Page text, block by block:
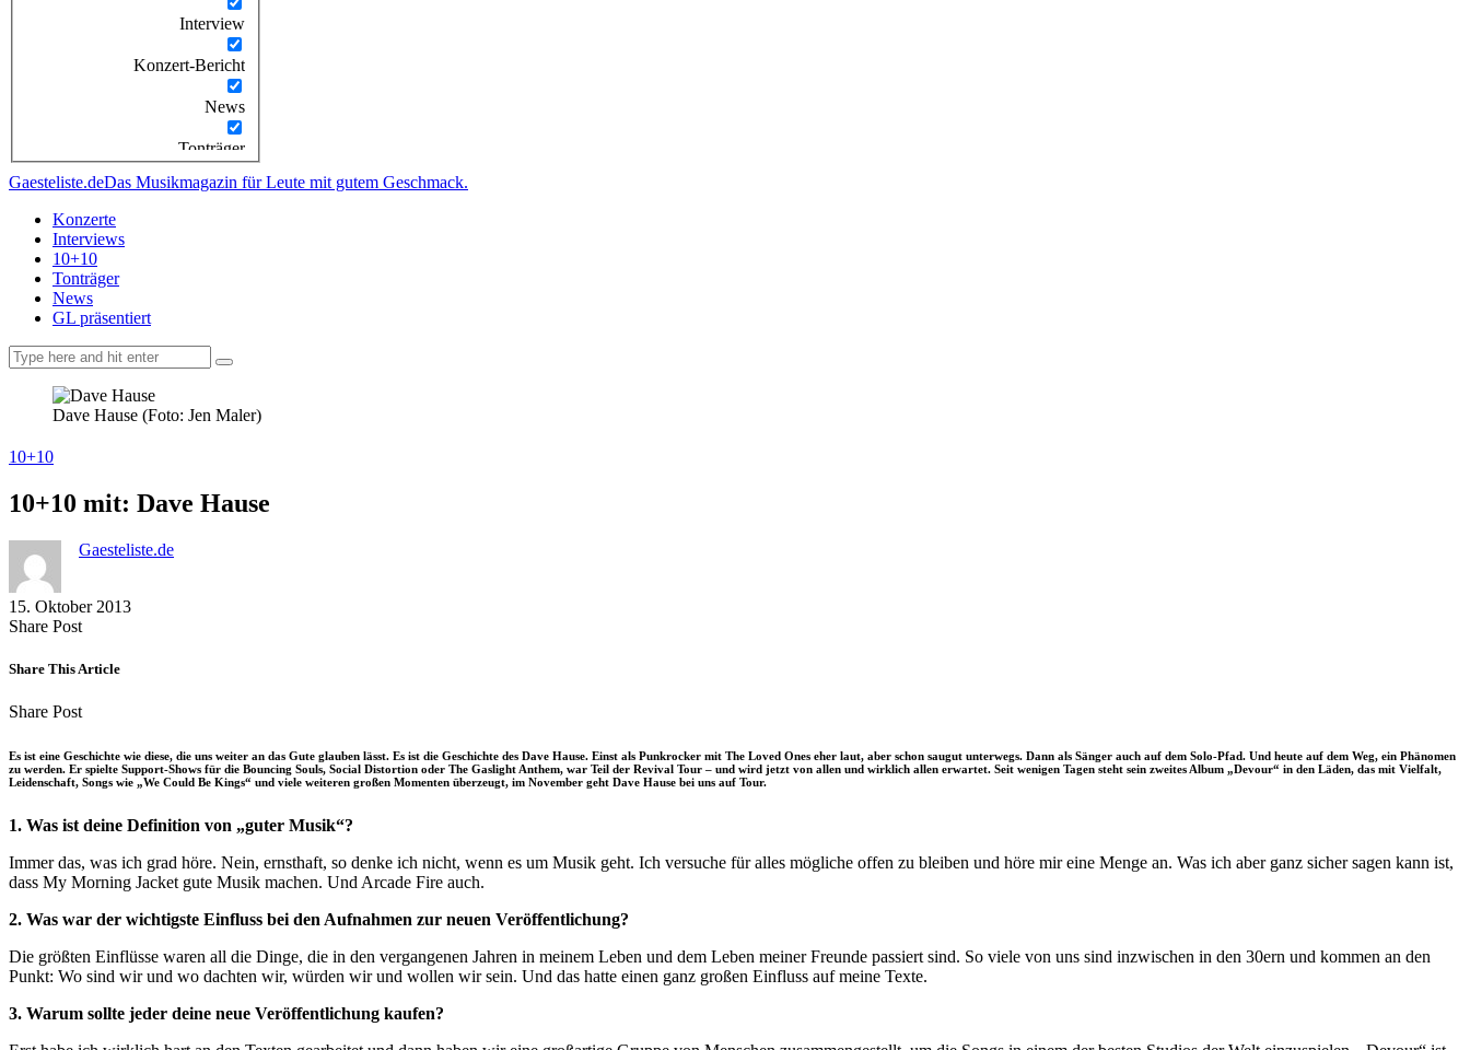
Interview
Konzert-Bericht
News
Tonträger
Gaesteliste.deDas Musikmagazin für Leute mit gutem Geschmack.
Konzerte
Interviews
10+10
Tonträger
News
GL präsentiert
Dave Hause (Foto: Jen Maler)
10+10
10+10 mit: Dave Hause
Gaesteliste.de
15. Oktober 2013
Share PostShare
Facebook
Copy
to
Send
via
Share This Article
Share PostShare
Facebook
Copy
to
clipboard
Send
via
eMail
Es ist eine Geschichte wie diese, die uns weiter an das Gute glauben lässt. Es ist die Geschichte des Dave Hause. Einst als Punkrocker mit The Loved Ones eher laut, aber schon saugut unterwegs. Dann als Sänger auch auf dem Solo-Pfad. Und heute auf dem Weg, ein Phänomen
zu werden. Er spielte Support-Shows für die Bouncing Souls, Social Distortion oder The Gaslight Anthem, war Teil der Revival Tour – und wird jetzt von allen und wirklich allen erwartet. Seit wenigen Tagen steht sein zweites Album „Devour“ in den Läden, das mit Vielfalt,
Leidenschaft, Songs wie „We Could Be Kings“ und viele weiteren großen Momenten überzeugt, im November geht Dave Hause bei uns auf Tour.
1. Was ist deine Definition von „guter Musik“?
Immer das, was ich grad höre. Nein, ernsthaft, so denke ich nicht, wenn es um Musik geht. Ich versuche für alles mögliche offen zu bleiben und höre mir eine Menge an. Was ich aber ganz sicher sagen kann ist,
dass My Morning Jacket gute Musik machen. Und Arcade Fire auch.
2. Was war der wichtigste Einfluss bei den Aufnahmen zur neuen Veröffentlichung?
Die größten Einflüsse waren all die Dinge, die in den vergangenen Jahren in meinem Leben und dem Leben meiner Freunde passiert sind. So viele von uns sind inzwischen in den 30ern und kommen an den
Punkt: Wo sind wir und wo dachten wir, würden wir und wollen wir sein. Und das hatte einen ganz großen Einfluss auf meine Texte.
3. Warum sollte jeder deine neue Veröffentlichung kaufen?